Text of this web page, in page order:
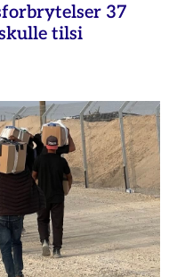
37
tilsi